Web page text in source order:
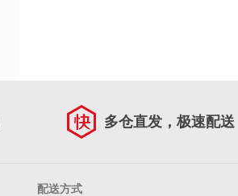
多仓直发，极速配送
配送方式